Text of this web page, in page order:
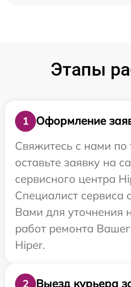
Этапы
1
Оформление
Свяжитесь с нами
оставьте заявку на
сервисного центра
Специалист сервиса
Вами для уточнения
работ ремонта
Hiper.
2 Выезд курьера